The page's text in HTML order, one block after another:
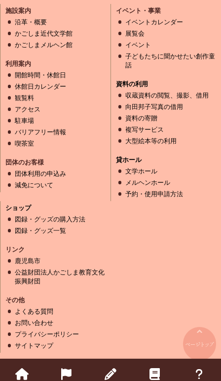
施設案内
沿革・概要
かごしま近代文学館
かごしまメルヘン館
利用案内
開館時間・休館日
休館日カレンダー
観覧料
アクセス
駐車場
バリアフリー情報
喫茶室
団体のお客様
団体利用の申込み
減免について
イベント・事業
イベントカレンダー
展覧会
イベント
子どもたちに聞かせたい創作童
話
資料の利用
収蔵資料の閲覧、撮影、借用
向田邦子写真の借用
資料の寄贈
複写サービス
大型絵本等の利用
貸ホール
文学ホール
メルヘンホール
予約・使用申請方法
ショップ
図録・グッズの購入方法
図録・グッズ一覧
リンク
鹿児島市
公益財団法人かごしま教育文化
振興財団
その他
よくある質問
お問い合わせ
プライバシーポリシー
サイトマップ
Copyright (C) Kagoshima Modern Literature Museum Kagoshima